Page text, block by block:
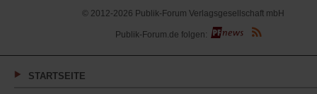
© 2012-2026 Publik-Forum Verlagsgesellschaft mbH
(Öffnet
in
neuen
Publik-Forum.de folgen:
STARTSEITE